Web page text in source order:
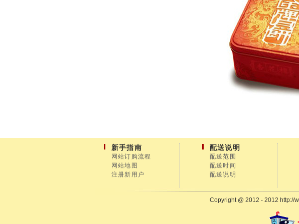
新手指南
网站订购流程
网站地图
注册新用户
配送说明
配送范围
配送时间
配送说明
Copyright @ 2012 - 2012 http://